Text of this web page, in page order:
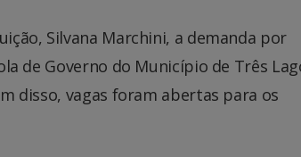
Silvana Marchini, a demanda por
de Governo do Município de Três
disso, vagas foram abertas para os